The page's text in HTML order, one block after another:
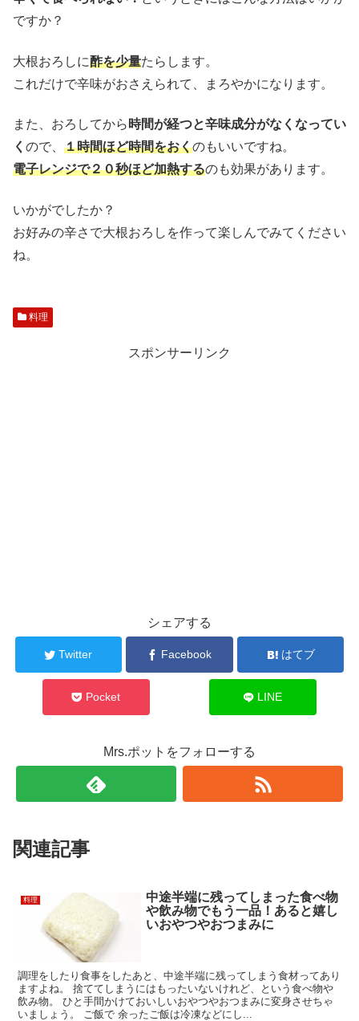
ですか？
大根おろしに酢を少量たらします。
これだけで辛味がおさえられて、まろやかになります。
また、おろしてから 時間が経つと辛味成分がなくなってい
く ので、 １時間ほど時間をおくのもいいですね。
電子レンジで２０秒ほど加熱するのも効果があります。
いかがでしたか？
お好みの辛さで大根おろしを作って楽しんでみてください
ね。
料理
スポンサーリンク
シェアする
Twitter Facebook はてブ
Pocket LINE
Mrs.ポットをフォローする
関連記事
料理
中途半端に残ってしまった食べ物
や飲み物でもう一品！あると嬉し
いおやつやおつまみに
調理をしたり食事をしたあと、中途半端に残ってしまう食材ってあり
ますよね。 捨ててしまうにはもったいないけれど、という食べ物や
飲み物。 ひと手間かけておいしいおやつやおつまみに変身させちゃ
いましょう。 ご飯で 余ったご飯は冷凍などにし...